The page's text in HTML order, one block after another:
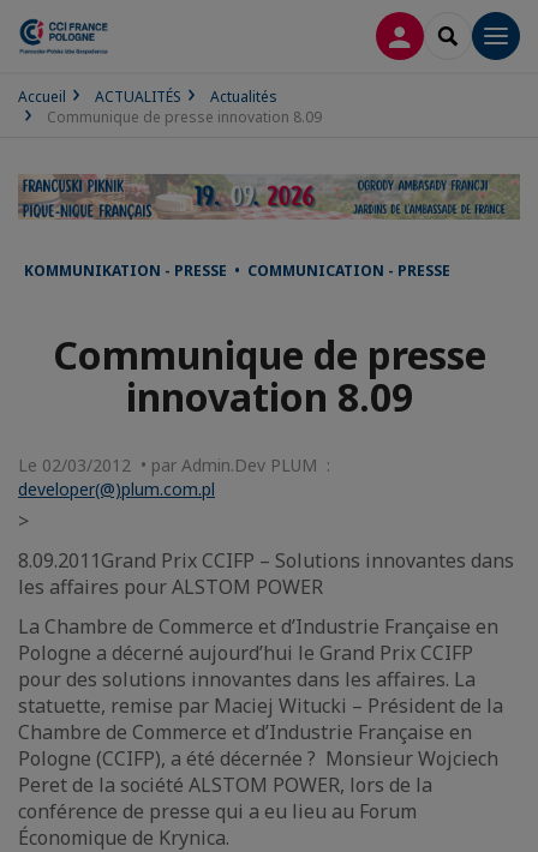
CONNEXION
Accueil ACTUALITÉS
Actualités
Communique de presse innovation 8.09
KOMMUNIKATION - PRESSE • COMMUNICATION - PRESSE
Communique de presse
innovation 8.09
Le 02/03/2012 • par Admin.Dev PLUM :
developer(@)plum.com.pl
>
8.09.2011Grand Prix CCIFP – Solutions innovantes dans
les affaires pour ALSTOM POWER
La Chambre de Commerce et d’Industrie Française en
Pologne a décerné aujourd’hui le Grand Prix CCIFP
pour des solutions innovantes dans les affaires. La
statuette, remise par Maciej Witucki – Président de la
Chambre de Commerce et d’Industrie Française en
Pologne (CCIFP), a été décernée ? Monsieur Wojciech
Peret de la société ALSTOM POWER, lors de la
conférence de presse qui a eu lieu au Forum
Économique de Krynica.